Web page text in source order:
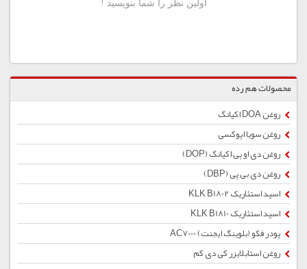
محصولات هم رده
روغن DOA اکیانگ
روغن سویا اپوکسی
روغن دی او پی اکیانگ (DOP)
روغن دی بی پی (DBP)
اسید استئاریک KLK B1802
اسید استئاریک KLK B1810
پودر فکو (بلوینگ ایجنت) AC7000
روغن استابلایزر کی دی کم